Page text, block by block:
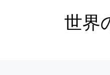
世界